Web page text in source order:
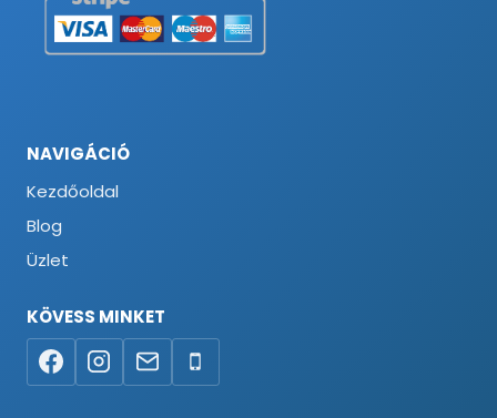
NAVIGÁCIÓ
Kezdőoldal
Blog
Üzlet
KÖVESS MINKET